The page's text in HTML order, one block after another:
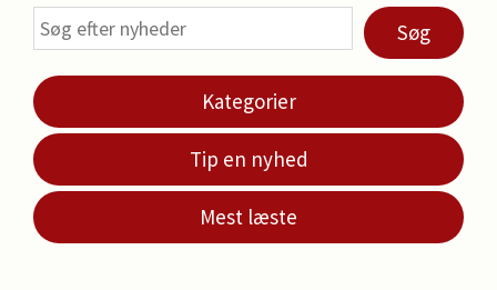
Søg
Kategorier
Tip en nyhed
Mest læste